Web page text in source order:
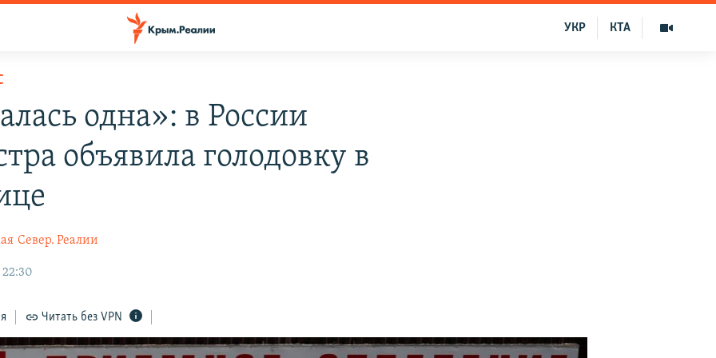
КТА
УКР
одна»: в России
объявила голодовку в
Север. Реалии
Читать без VPN